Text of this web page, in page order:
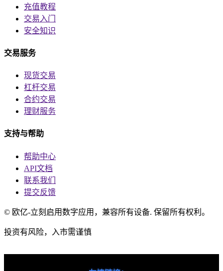
充值教程
交易入门
安全知识
交易服务
现货交易
杠杆交易
合约交易
理财服务
支持与帮助
帮助中心
API文档
联系我们
提交反馈
© 欧亿-立刻启用数字应用，兼容所有设备. 保留所有权利。
投资有风险，入市需谨慎